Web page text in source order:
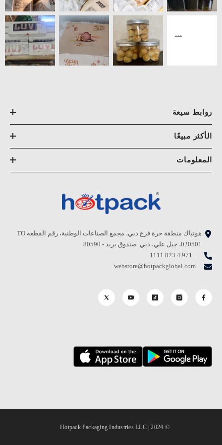
روابط سيعة
الأكثر مبيعًا
المعلومات
هوتباك منطقة حرة فرع دبي، مجمع الصناعات الوطنية، رقم القطعة TO
020501، جبل علي، دبي. صندوق بريد - 80590
+971 4 823 1111
webstore@hotpackglobal.com
© 2024 | Hotpack Packaging Industries LLC